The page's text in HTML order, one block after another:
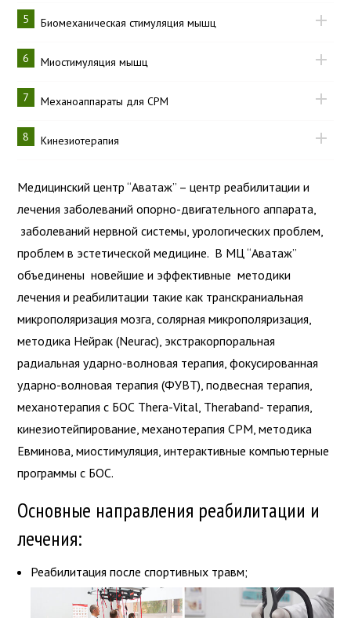
5 Биомеханическая стимуляция мышц
6 Миостимуляция мышц
7 Механоаппараты для СРМ
8 Кинезиотерапия
Медицинский центр “Аватаж” – центр реабилитации и
лечения заболеваний опорно-двигательного аппарата,
заболеваний нервной системы, урологических проблем,
проблем в эстетической медицине. В МЦ “Аватаж”
объединены новейшие и эффективные методики
лечения и реабилитации такие как транскраниальная
микрополяризация мозга, солярная микрополяризация,
методика Нейрак (Neurac), экстракорпоральная
радиальная ударно-волновая терапия, фокусированная
ударно-волновая терапия (ФУВТ), подвесная терапия,
механотерапия с БОС Thera-Vital, Theraband- терапия,
кинезиотейпирование, механотерапия СРМ, методика
Евминова, миостимуляция, интерактивные компьютерные
программы с БОС.
Основные направления реабилитации и
лечения:
Реабилитация после спортивных травм;